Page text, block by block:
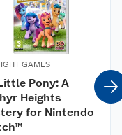
til å bli en
GAMES
Pony: A
Heights
for Nintendo